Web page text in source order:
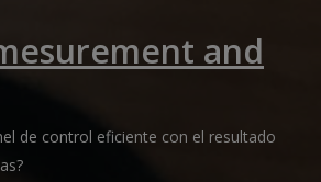
and
de control eficiente con el resultado